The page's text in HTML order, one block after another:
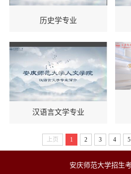
历史学专业
汉语言文学专业
上页 1 2 3 4 5
安庆师范大学招生